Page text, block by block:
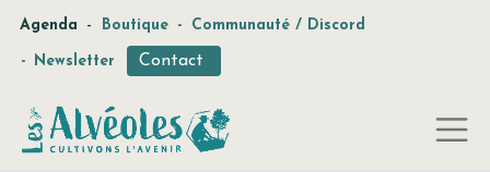
Agenda - Boutique - Communauté / Discord
- Newsletter Contact